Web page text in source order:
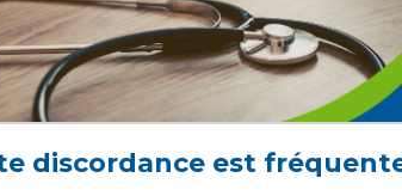
discordance est